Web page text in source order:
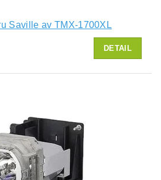
Saville av TMX-1700XL
DETAIL